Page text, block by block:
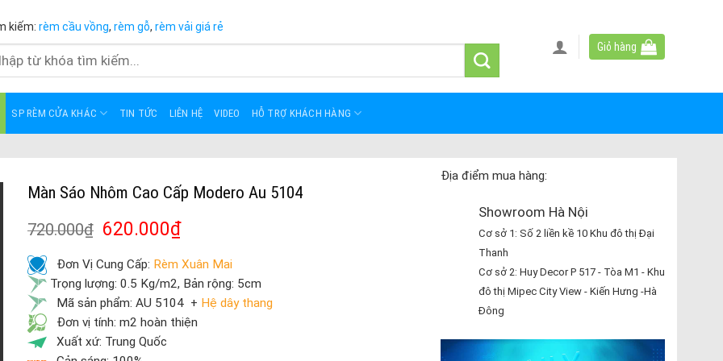
kiếm: rèm cầu vồng, rèm gỗ, rèm vải giá rẻ
Giỏ hàng
SP RÈM CỬA KHÁC TIN TỨC LIÊN HỆ VIDEO HỖ TRỢ KHÁCH HÀNG
Màn Sáo Nhôm Cao Cấp Modero Au 5104
720.000₫ 620.000₫
Đơn Vị Cung Cấp: Rèm Xuân Mai
Trọng lượng: 0.5 Kg/m2, Bản rộng: 5cm
Mã sản phẩm: AU 5104 + Hệ dây thang
Đơn vị tính: m2 hoàn thiện
Xuất xứ: Trung Quốc
Địa điểm mua hàng:
Showroom Hà Nội
Cơ sở 1: Số 2 liền kề 10 Khu đô thị Đại
Thanh
Cơ sở 2: Huy Decor P 517 - Tòa M1 - Khu
đô thị Mipec City View - Kiến Hưng -Hà
Đông